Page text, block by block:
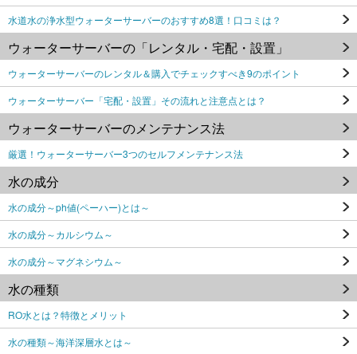
水道水の浄水型ウォーターサーバーのおすすめ8選！口コミは？
ウォーターサーバーの「レンタル・宅配・設置」
ウォーターサーバーのレンタル＆購入でチェックすべき9のポイント
ウォーターサーバー「宅配・設置」その流れと注意点とは？
ウォーターサーバーのメンテナンス法
厳選！ウォーターサーバー3つのセルフメンテナンス法
水の成分
水の成分～ph値(ペーハー)とは～
水の成分～カルシウム～
水の成分～マグネシウム～
水の種類
RO水とは？特徴とメリット
水の種類～海洋深層水とは～